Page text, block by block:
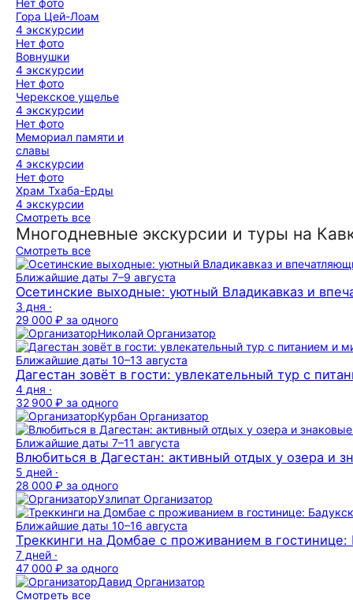
Нет фото
Гора Цей-Лоам
4 экскурсии
Нет фото
Вовнушки
4 экскурсии
Нет фото
Черекское ущелье
4 экскурсии
Нет фото
Мемориал памяти и
славы
4 экскурсии
Нет фото
Храм Тхаба-Ерды
4 экскурсии
Смотреть все
Многодневные экскурсии и туры на
Смотреть все
Ближайшие даты 7–9 августа
Осетинские выходные: уютный Владикавказ и
3 дня ·
29 000 ₽ за одного
Николай Организатор
Ближайшие даты 10–13 августа
Дагестан зовёт в гости: увлекательный тур с
4 дня ·
32 900 ₽ за одного
Курбан Организатор
Ближайшие даты 7–11 августа
Влюбиться в Дагестан: активный отдых у озера и
5 дней ·
28 000 ₽ за одного
Узлипат Организатор
Ближайшие даты 10–16 августа
Треккинги на Домбае с проживанием в
7 дней ·
47 000 ₽ за одного
Давид Организатор
Смотреть все